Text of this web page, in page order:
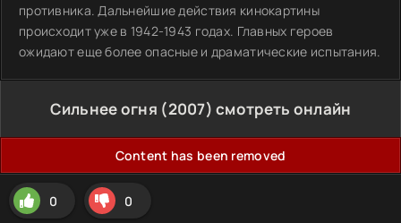
противника. Дальнейшие действия кинокартины
происходит уже в 1942-1943 годах. Главных героев
ожидают еще более опасные и драматические испытания.
Сильнее огня (2007) смотреть онлайн
Content has been removed
0 0